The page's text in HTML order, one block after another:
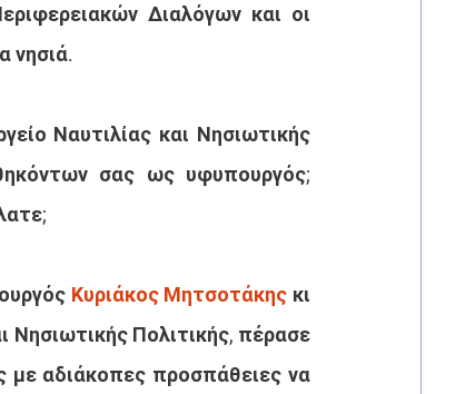
Διαλόγων και οι
νησιά.
Ναυτιλίας και Νησιωτικής
σας ως υφυπουργός;
Κυριάκος Μητσοτάκης κι
Νησιωτικής Πολιτικής, πέρασε
με αδιάκοπες προσπάθειες να